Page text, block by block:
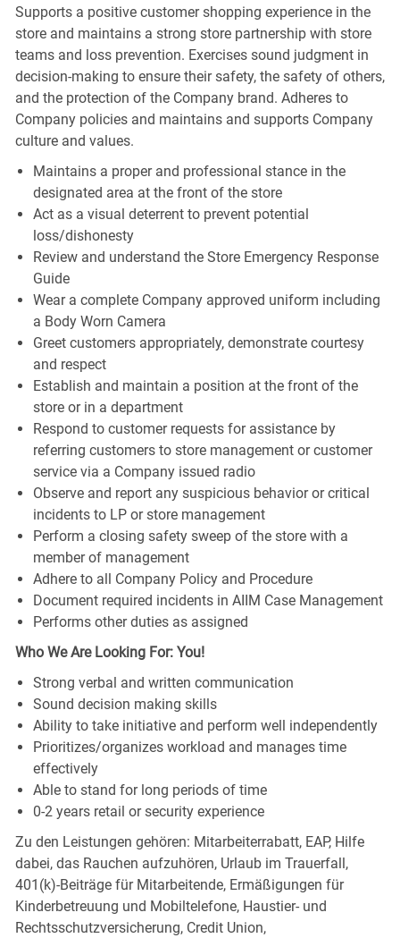
Supports a positive customer shopping experience in the
store and maintains a strong store partnership with store
teams and loss prevention. Exercises sound judgment in
decision-making to ensure their safety, the safety of others,
and the protection of the Company brand. Adheres to
Company policies and maintains and supports Company
culture and values.
Maintains a proper and professional stance in the
designated area at the front of the store
Act as a visual deterrent to prevent potential
loss/dishonesty
Review and understand the Store Emergency Response
Guide
Wear a complete Company approved uniform including
a Body Worn Camera
Greet customers appropriately, demonstrate courtesy
and respect
Establish and maintain a position at the front of the
store or in a department
Respond to customer requests for assistance by
referring customers to store management or customer
service via a Company issued radio
Observe and report any suspicious behavior or critical
incidents to LP or store management
Perform a closing safety sweep of the store with a
member of management
Adhere to all Company Policy and Procedure
Document required incidents in AIIM Case Management
Performs other duties as assigned
Who We Are Looking For: You!
Strong verbal and written communication
Sound decision making skills
Ability to take initiative and perform well independently
Prioritizes/organizes workload and manages time
effectively
Able to stand for long periods of time
0-2 years retail or security experience
Zu den Leistungen gehören: Mitarbeiterrabatt, EAP, Hilfe
dabei, das Rauchen aufzuhören, Urlaub im Trauerfall,
401(k)-Beiträge für Mitarbeitende, Ermäßigungen für
Kinderbetreuung und Mobiltelefone, Haustier- und
Rechtsschutzversicherung, Credit Union,